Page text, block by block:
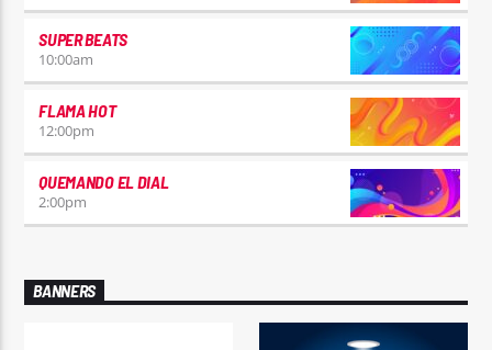
SUPER BEATS
10:00am
FLAMA HOT
12:00pm
QUEMANDO EL DIAL
2:00pm
BANNERS